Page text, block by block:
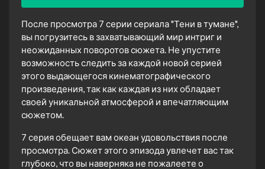
После просмотра 7 серии сериала "Тени в тумане",
вы погрузитесь в захватывающий мир интриг и
неожиданных поворотов сюжета. Не упустите
возможность следить за каждой новой серией
этого выдающегося кинематографического
произведения, так как каждая из них обладает
своей уникальной атмосферой и впечатляющим
сюжетом.
7 серия обещает вам океан удовольствия после
просмотра. Сюжет этого эпизода увлечет вас так
глубоко, что вы наверняка не пожалеете о